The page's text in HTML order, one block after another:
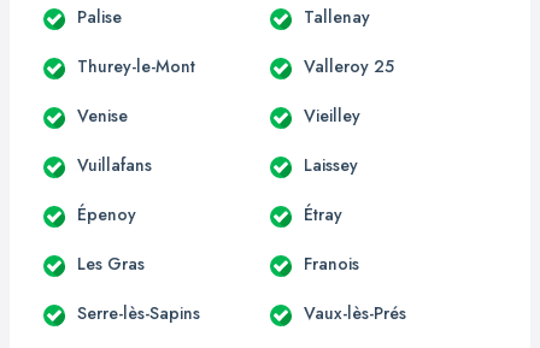
Palise Tallenay
Thurey-le-Mont Valleroy 25
Venise Vieilley
Vuillafans Laissey
Épenoy Étray
Les Gras Franois
Serre-lès-Sapins Vaux-lès-Prés